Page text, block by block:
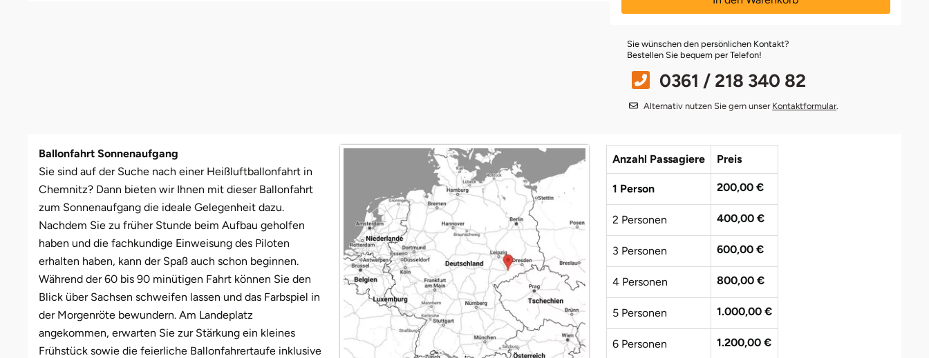
Sie wünschen den persönlichen Kontakt?
Bestellen Sie bequem per Telefon!
0361 / 218 340 82
Alternativ nutzen Sie gern unser Kontaktformular.
Ballonfahrt Sonnenaufgang
Sie sind auf der Suche nach einer Heißluftballonfahrt in
Chemnitz? Dann bieten wir Ihnen mit dieser Ballonfahrt
zum Sonnenaufgang die ideale Gelegenheit dazu.
Nachdem Sie zu früher Stunde beim Aufbau geholfen
haben und die fachkundige Einweisung des Piloten
erhalten haben, kann der Spaß auch schon beginnen.
Während der 60 bis 90 minütigen Fahrt können Sie den
Blick über Sachsen schweifen lassen und das Farbspiel in
der Morgenröte bewundern. Am Landeplatz
angekommen, erwarten Sie zur Stärkung ein kleines
Frühstück sowie die feierliche Ballonfahrertaufe inklusive
Anzahl Passagiere Preis
1 Person 200,00 €
2 Personen 400,00 €
3 Personen 600,00 €
4 Personen 800,00 €
5 Personen 1.000,00 €
6 Personen 1.200,00 €
Rosenheim
Wuppertal
Zwickau
Sundern (NRW)
Wiesbaden
Meißen
Mengen
Münster
Naumburg (Saale)
Nordhausen
Querfurt
Römhild
Sangerhausen
Stuttgart
Würzburg
Zwickau
Sohn